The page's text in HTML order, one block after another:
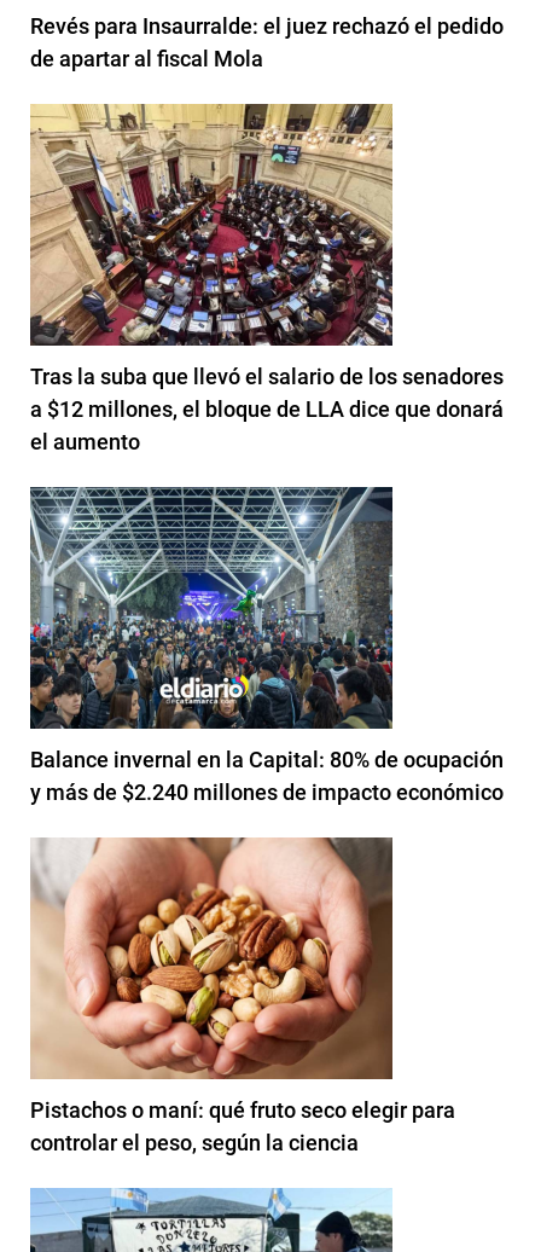
Revés para Insaurralde: el juez rechazó el pedido
de apartar al fiscal Mola
Tras la suba que llevó el salario de los senadores
a $12 millones, el bloque de LLA dice que donará
el aumento
Balance invernal en la Capital: 80% de ocupación
y más de $2.240 millones de impacto económico
Pistachos o maní: qué fruto seco elegir para
controlar el peso, según la ciencia